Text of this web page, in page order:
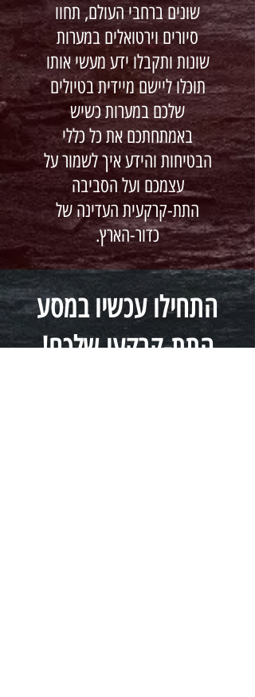
שונים ברחבי העולם, תחוו
סיורים וירטואלים במערות
שונות ותקבלו ידע מעשי אותו
תוכלו ליישם מיידית בטיולים
שלכם במערות כשיש
באמתחתכם את כל כללי
הבטיחות והידע איך לשמור על
עצמכם ועל הסביבה
התת-קרקעית העדינה של
כדור-הארץ.
התחילו עכשיו במסע
התת-קרקעי שלכם!